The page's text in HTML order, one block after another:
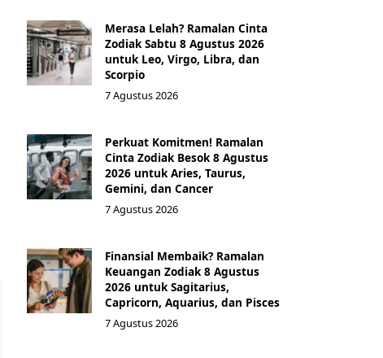
Merasa Lelah? Ramalan Cinta
Zodiak Sabtu 8 Agustus 2026
untuk Leo, Virgo, Libra, dan
Scorpio
7 Agustus 2026
Perkuat Komitmen! Ramalan
Cinta Zodiak Besok 8 Agustus
2026 untuk Aries, Taurus,
Gemini, dan Cancer
7 Agustus 2026
Finansial Membaik? Ramalan
Keuangan Zodiak 8 Agustus
2026 untuk Sagitarius,
Capricorn, Aquarius, dan Pisces
7 Agustus 2026